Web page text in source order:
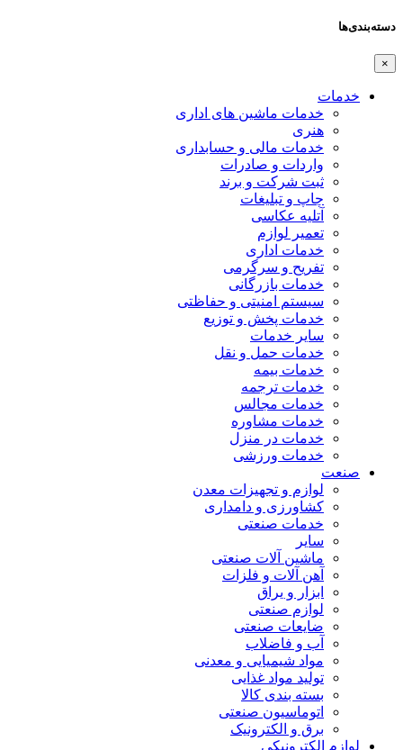
دسته‌بندی‌ها
×
خدمات
خدمات ماشین های اداری
هنری
خدمات مالی و حسابداری
واردات و صادرات
ثبت شرکت و برند
چاپ و تبلیغات
آتلیه عکاسی
تعمیر لوازم
خدمات اداری
تفریح و سرگرمی
خدمات بازرگانی
سیستم امنیتی و حفاظتی
خدمات پخش و توزیع
سایر خدمات
خدمات حمل و نقل
خدمات بیمه
خدمات ترجمه
خدمات مجالس
خدمات مشاوره
خدمات در منزل
خدمات ورزشی
صنعت
لوازم و تجهیزات معدن
کشاورزی و دامداری
خدمات صنعتی
سایر
ماشین آلات صنعتی
آهن آلات و فلزات
ابزار و یراق
لوازم صنعتی
ضایعات صنعتی
آب و فاضلاب
مواد شیمیایی و معدنی
تولید مواد غذایی
بسته بندی کالا
اتوماسیون صنعتی
برق و الکترونیک
لوازم الکترونیکی